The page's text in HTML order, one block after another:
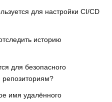
для настройки CI/CD
историю
для безопасного
имя удалённого